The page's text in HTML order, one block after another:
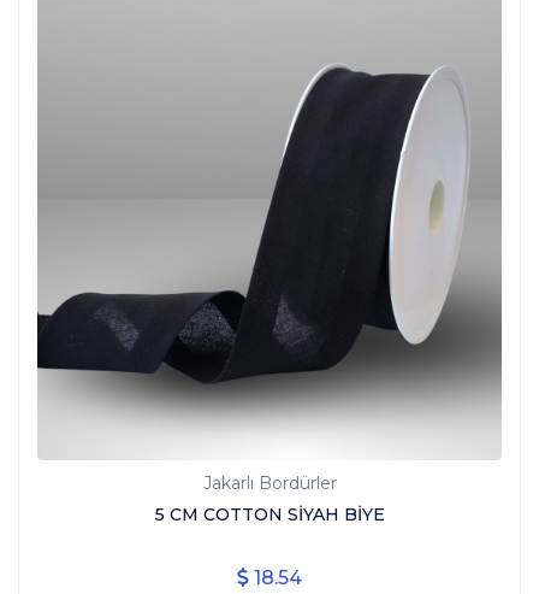
Jakarlı Bordürler
5 CM COTTON SİYAH BİYE
18.54